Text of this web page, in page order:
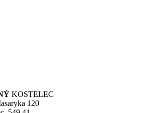
KOSTELEC
120